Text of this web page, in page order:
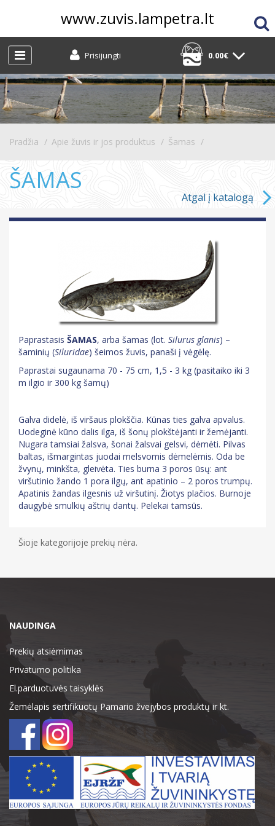
www.zuvis.lampetra.lt
Prisijungti 0.00€
Pradžia Apie žuvis ir jos produktus Šamas
ŠAMAS
Atgal į katalogą
Paprastasis ŠAMAS, arba šamas (lot. Silurus glanis) –
šaminių (Siluridae) šeimos žuvis, panaši į vėgėlę.
Paprastai sugaunama 70 - 75 cm, 1,5 - 3 kg (pasitaiko iki 3
m ilgio ir 300 kg šamų)
Galva didelė, iš viršaus plokščia. Kūnas ties galva apvalus.
Uodeginė kūno dalis ilga, iš šonų plokštėjanti ir žemėjanti.
Nugara tamsiai žalsva, šonai žalsvai gelsvi, dėmėti. Pilvas
baltas, išmargintas juodai melsvomis dėmelėmis. Oda be
žvynų, minkšta, gleivėta. Ties burna 3 poros ūsų: ant
viršutinio žando 1 pora ilgų, ant apatinio – 2 poros trumpų.
Apatinis žandas ilgesnis už viršutinį. Žiotys plačios. Burnoje
daugybė smulkių aštrių dantų. Pelekai tamsūs.
Šioje kategorijoje prekių nėra.
NAUDINGA
Prekių atsiėmimas
Privatumo politika
El.parduotuvės taisyklės
Žemėlapis sertifikuotų Pamario žvejybos produktų ir kt.